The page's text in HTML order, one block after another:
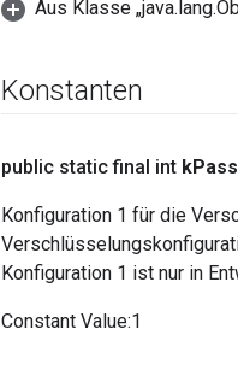
Aus Klasse
Konstanten
public static final int k
Konfiguration 1 für die
Konfiguration 1 ist nur in
Constant Value:1